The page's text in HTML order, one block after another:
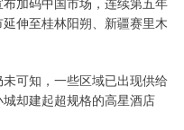
伸至桂林阳朔、新疆赛里木
可知，一些区域已出现供给
却建起超规格的高星酒店